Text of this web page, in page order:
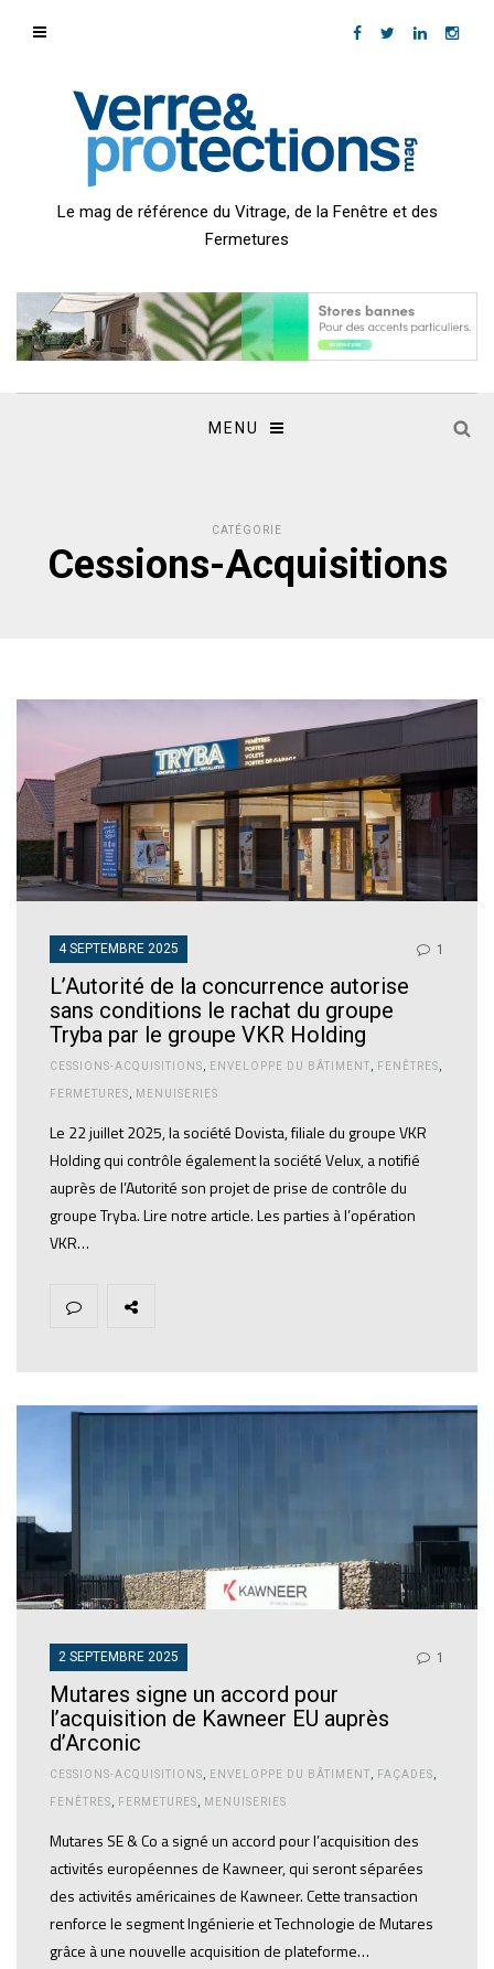
Le mag de référence du Vitrage, de la Fenêtre et des
Fermetures
MENU
CATÉGORIE
Cessions-Acquisitions
4 SEPTEMBRE 2025 1
L’Autorité de la concurrence autorise
sans conditions le rachat du groupe
Tryba par le groupe VKR Holding
CESSIONS-ACQUISITIONS, ENVELOPPE DU BÂTIMENT , FENÊTRES,
FERMETURES, MENUISERIES
Le 22 juillet 2025, la société Dovista, filiale du groupe VKR
Holding qui contrôle également la société Velux, a notifié
auprès de l’Autorité son projet de prise de contrôle du
groupe Tryba. Lire notre article. Les parties à l’opération
VKR…
2 SEPTEMBRE 2025 1
Mutares signe un accord pour
l’acquisition de Kawneer EU auprès
d’Arconic
CESSIONS-ACQUISITIONS ENVELOPPE DU BÂTIMENT FAÇADES
FENÊTRES FERMETURES MENUISERIES
Mutares SE & Co a signé un accord pour l’acquisition des
activités européennes de Kawneer, qui seront séparées
des activités américaines de Kawneer. Cette transaction
renforce le segment Ingénierie et Technologie de Mutares
grâce à une nouvelle acquisition de plateforme…